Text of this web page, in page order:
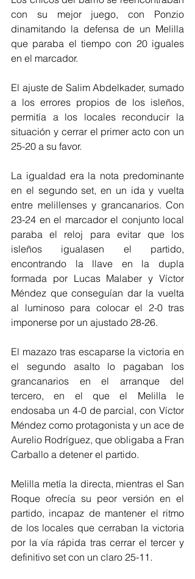
con su mejor juego, con Ponzio
dinamitando la defensa de un Melilla
que paraba el tiempo con 20 iguales
en el marcador.
El ajuste de Salim Abdelkader, sumado
a los errores propios de los isleños,
permitía a los locales reconducir la
situación y cerrar el primer acto con un
25-20 a su favor.
La igualdad era la nota predominante
en el segundo set, en un ida y vuelta
entre melillenses y grancanarios. Con
23-24 en el marcador el conjunto local
paraba el reloj para evitar que los
isleños igualasen el partido,
encontrando la llave en la dupla
formada por Lucas Malaber y Víctor
Méndez que conseguían dar la vuelta
al luminoso para colocar el 2-0 tras
imponerse por un ajustado 28-26.
El mazazo tras escaparse la victoria en
el segundo asalto lo pagaban los
grancanarios en el arranque del
tercero, en el que el Melilla le
endosaba un 4-0 de parcial, con Víctor
Méndez como protagonista y un ace de
Aurelio Rodríguez, que obligaba a Fran
Carballo a detener el partido.
Melilla metía la directa, mientras el San
Roque ofrecía su peor versión en el
partido, incapaz de mantener el ritmo
de los locales que cerraban la victoria
por la vía rápida tras cerrar el tercer y
definitivo set con un claro 25-11.